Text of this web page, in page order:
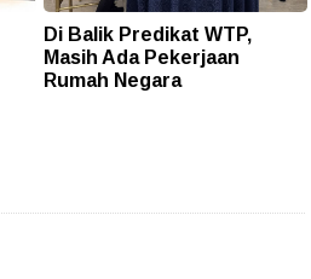
Di Balik Predikat WTP,
Masih Ada Pekerjaan
Rumah Negara